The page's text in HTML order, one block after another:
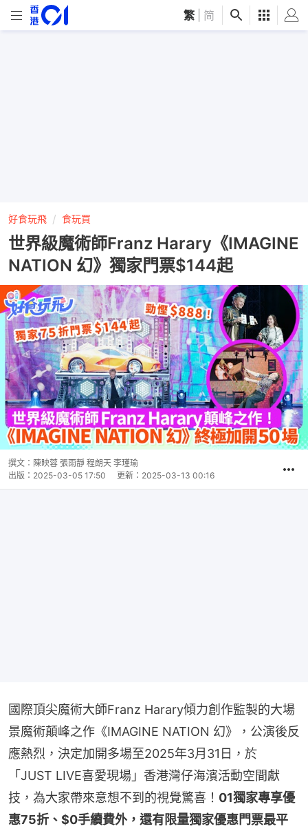
繁 简
好食玩飛 食玩買
世界級魔術師Franz Harary《IMAGINE
NATION 幻》獨家門票$144起
撰文： 陳映蓉 張雨靜 程朗天 李瑾瑜
出版： 2025-03-05 17:50 更新： 2025-03-13 00:16
國際頂尖魔術大師Franz Harary傾力創作監製的大場
景魔術顛峰之作《IMAGINE NATION 幻》，公演後反
應熱烈，決定加開多場至2025年3月31日，於
「JUST LIVE喜愛現場」香港灣仔海濱活動空間獻
技，為大家帶來意想不到的視覺驚喜！ 01獨家專享優
惠75折、$0手續費外，還有限量獨家優惠門票最平